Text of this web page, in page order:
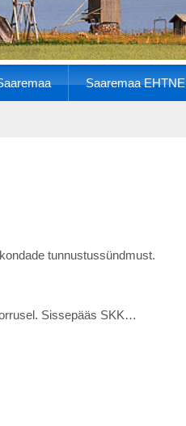
Saaremaa EHTNE
tunnustussündmust.
Sissepääs SKK…